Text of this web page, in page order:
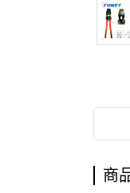
商